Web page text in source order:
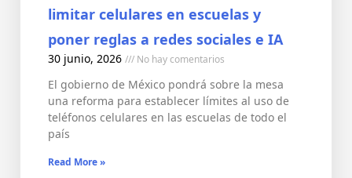
limitar celulares en escuelas y
poner reglas a redes sociales e IA
30 junio, 2026 No hay comentarios
El gobierno de México pondrá sobre la mesa
una reforma para establecer límites al uso de
teléfonos celulares en las escuelas de todo el
país
Read More »